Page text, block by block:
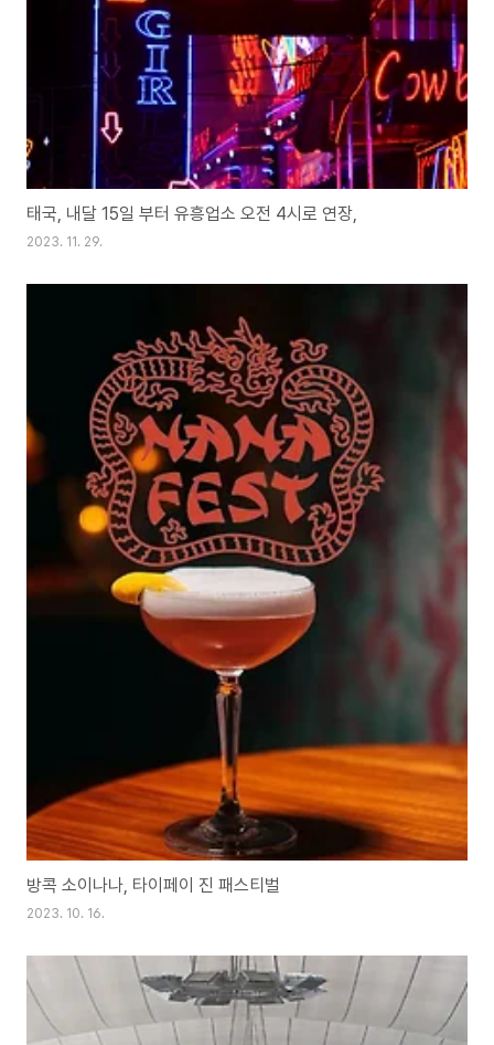
태국, 내달 15일 부터 유흥업소 오전 4시로 연장,
2023. 11. 29.
방콕 소이나나, 타이페이 진 패스티벌
2023. 10. 16.